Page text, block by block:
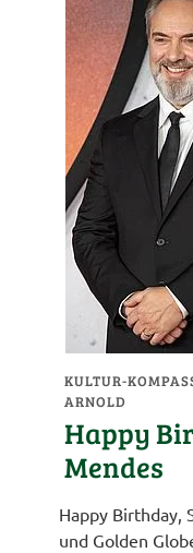
KULTUR-
ARNOLD
Happy
Mendes
Happy Birthday,
und Golden